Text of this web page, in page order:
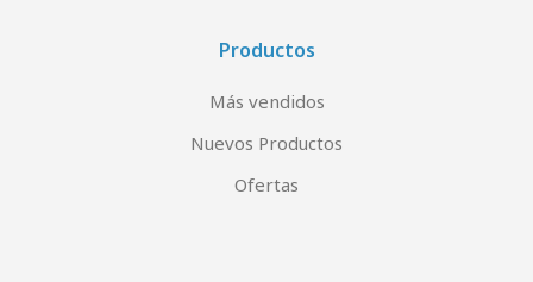
Productos
Más vendidos
Nuevos Productos
Ofertas